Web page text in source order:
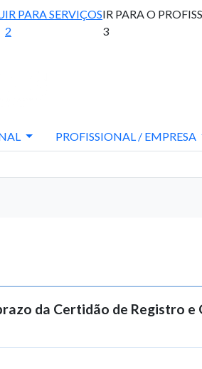
IR PARA SERVIÇOS
2
IR PARA O
3
PROFISSIONAL / EMPRESA
da Certidão de Registro e